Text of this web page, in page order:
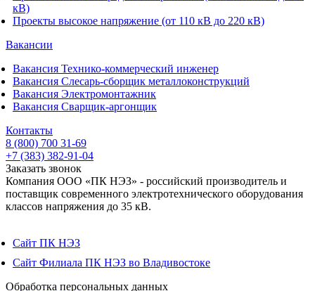
кВ)
Проекты высокое напряжение (от 110 кВ до 220 кВ)
Вакансии
Вакансия Технико-коммерческий инженер
Вакансия Слесарь-сборщик металлоконструкций
Вакансия Электромонтажник
Вакансия Сварщик-аргонщик
Контакты
8 (800) 700 31-69
+7 (383) 382-91-04
Заказать звонок
Компания ООО «ПК НЭЗ» - российский производитель и
поставщик современного электротехнического оборудования
классов напряжения до 35 кВ.
Сайт ПК НЭЗ
Сайт Филиала ПК НЭЗ во Владивостоке
Обработка персональных данных